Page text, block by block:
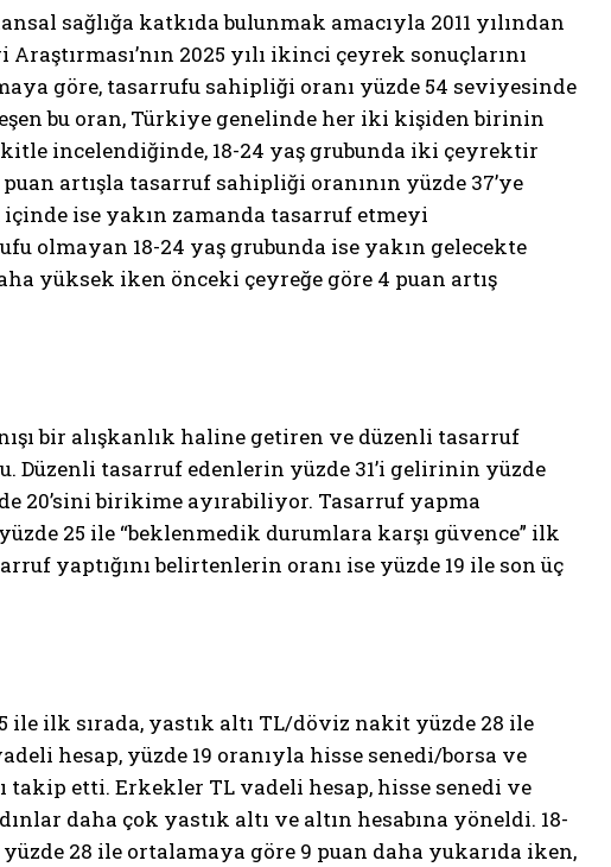
sağlığa katkıda bulunmak amacıyla 2011 yılından
2025 yılı ikinci çeyrek sonuçlarını
göre, tasarrufu sahipliği oranı yüzde 54 seviyesinde
bu oran, Türkiye genelinde her iki kişiden birinin
incelendiğinde, 18-24 yaş grubunda iki çeyrektir
artışla tasarruf sahipliği oranının yüzde 37’ye
içinde ise yakın zamanda tasarruf etmeyi
olmayan 18-24 yaş grubunda ise yakın gelecekte
yüksek iken önceki çeyreğe göre 4 puan artış
bir alışkanlık haline getiren ve düzenli tasarruf
Düzenli tasarruf edenlerin yüzde 31’i gelirinin yüzde
20’sini birikime ayırabiliyor. Tasarruf yapma
25 ile “beklenmedik durumlara karşı güvence” ilk
yaptığını belirtenlerin oranı ise yüzde 19 ile son üç
ile ilk sırada, yastık altı TL/döviz nakit yüzde 28 ile
hesap, yüzde 19 oranıyla hisse senedi/borsa ve
takip etti. Erkekler TL vadeli hesap, hisse senedi ve
daha çok yastık altı ve altın hesabına yöneldi. 18-
28 ile ortalamaya göre 9 puan daha yukarıda iken,